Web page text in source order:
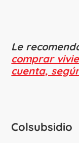
Le
comprar
cuenta,
Colsubsidio